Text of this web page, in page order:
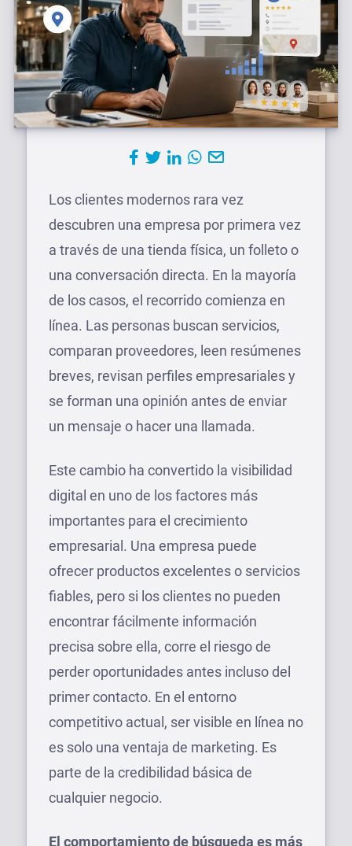
Los clientes modernos rara vez
descubren una empresa por primera vez
a través de una tienda física, un folleto o
una conversación directa. En la mayoría
de los casos, el recorrido comienza en
línea. Las personas buscan servicios,
comparan proveedores, leen resúmenes
breves, revisan perfiles empresariales y
se forman una opinión antes de enviar
un mensaje o hacer una llamada.
Este cambio ha convertido la visibilidad
digital en uno de los factores más
importantes para el crecimiento
empresarial. Una empresa puede
ofrecer productos excelentes o servicios
fiables, pero si los clientes no pueden
encontrar fácilmente información
precisa sobre ella, corre el riesgo de
perder oportunidades antes incluso del
primer contacto. En el entorno
competitivo actual, ser visible en línea no
es solo una ventaja de marketing. Es
parte de la credibilidad básica de
cualquier negocio.
El comportamiento de búsqueda es más